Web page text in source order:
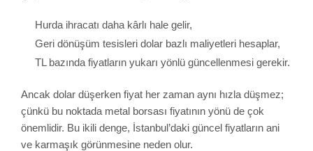
Hurda ihracatı daha kârlı hale gelir,
Geri dönüşüm tesisleri dolar bazlı maliyetleri hesaplar,
TL bazında fiyatların yukarı yönlü güncellenmesi gerekir.
Ancak dolar düşerken fiyat her zaman aynı hızla düşmez;
çünkü bu noktada metal borsası fiyatının yönü de çok
önemlidir. Bu ikili denge, İstanbul’daki güncel fiyatların ani
ve karmaşık görünmesine neden olur.